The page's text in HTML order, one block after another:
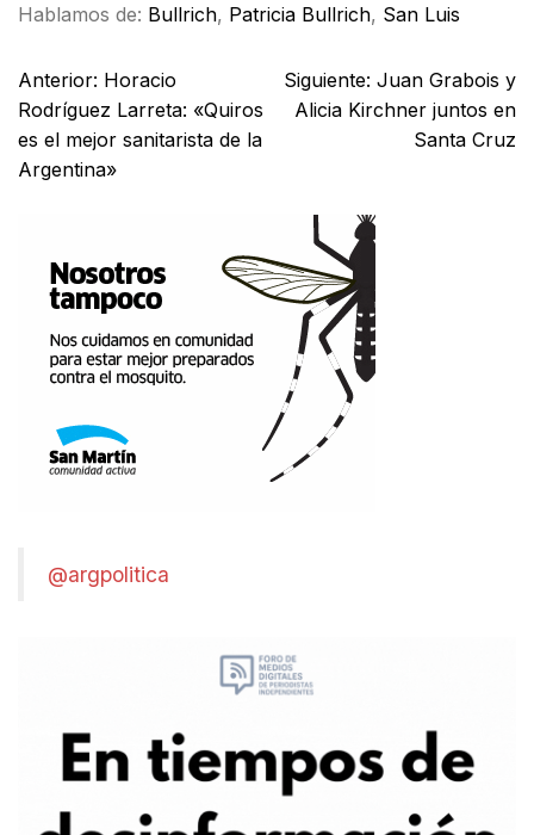
Hablamos de: Bullrich, Patricia Bullrich, San Luis
Anterior: Horacio
Rodríguez Larreta: «Quiros
es el mejor sanitarista de la
Argentina»
Siguiente: Juan Grabois y
Alicia Kirchner juntos en
Santa Cruz
@argpolitica